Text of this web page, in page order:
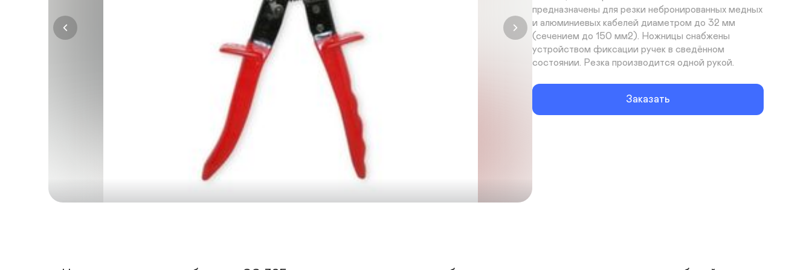
предназначены для резки небронированных медных
и алюминиевых кабелей диаметром до 32 мм
(сечением до 150 мм2). Ножницы снабжены
устройством фиксации ручек в сведённом
состоянии. Резка производится одной рукой.
Заказать